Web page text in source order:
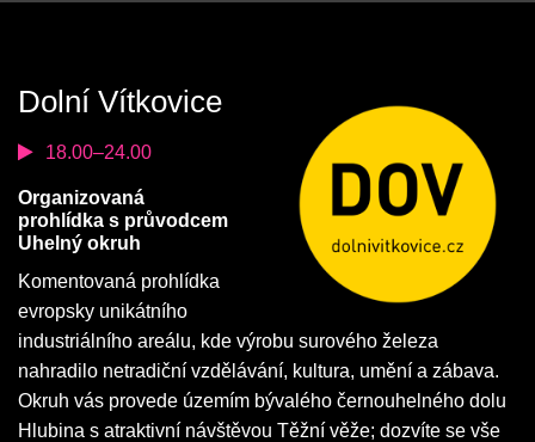
Dolní Vítkovice
18.00–24.00
Organizovaná
prohlídka s průvodcem
Uhelný okruh
Komentovaná prohlídka
evropsky unikátního
industriálního areálu, kde výrobu surového železa
nahradilo netradiční vzdělávání, kultura, umění a zábava.
Okruh vás provede územím bývalého černouhelného dolu
Hlubina s atraktivní návštěvou Těžní věže; dozvíte se vše